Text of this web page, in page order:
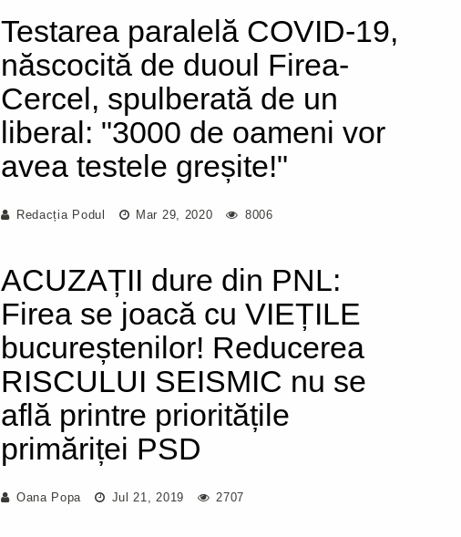
Testarea paralelă COVID-19,
născocită de duoul Firea-
Cercel, spulberată de un
liberal: "3000 de oameni vor
avea testele greșite!"
Redacția Podul Mar 29, 2020 8006
ACUZAȚII dure din PNL:
Firea se joacă cu VIEȚILE
bucureștenilor! Reducerea
RISCULUI SEISMIC nu se
află printre prioritățile
primăriței PSD
Oana Popa Jul 21, 2019 2707